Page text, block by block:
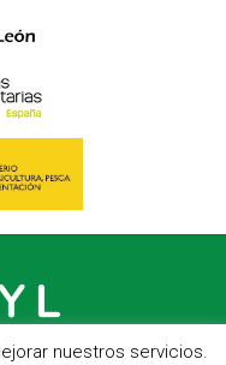
nuestros servicios.